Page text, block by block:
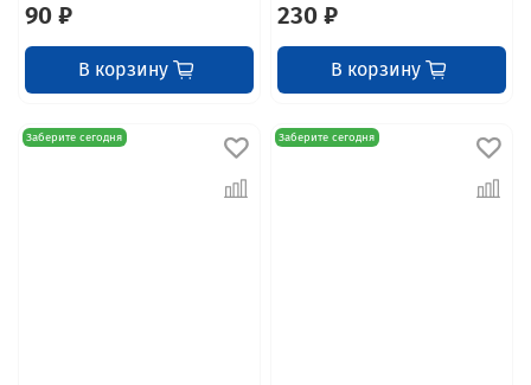
90 ₽
В корзину
230 ₽
В корзину
Заберите сегодня Заберите сегодня